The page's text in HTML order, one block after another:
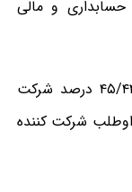
و سپس مجموعه حسابداری و مالی
وی خاطر نشان کرد: در آزمون کارشناسی ارشد سال ۹۵ دانشگاه آزاد اسلامی، ۴۵/۴۴ درصد شرکت
داوطلب شرکت کننده